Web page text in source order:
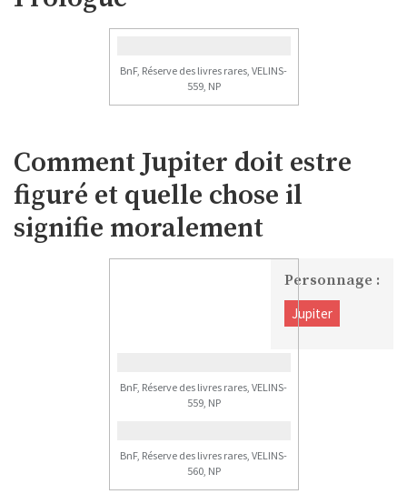
BnF, Réserve des livres rares, VELINS-
559, NP
Comment Jupiter doit estre
figuré et quelle chose il
signifie moralement
Personnage :
Jupiter
BnF, Réserve des livres rares, VELINS-
559, NP
BnF, Réserve des livres rares, VELINS-
560, NP